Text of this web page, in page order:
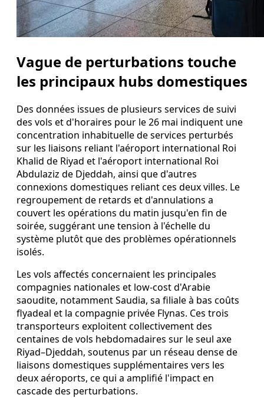
Vague de perturbations touche
les principaux hubs domestiques
Des données issues de plusieurs services de suivi
des vols et d'horaires pour le 26 mai indiquent une
concentration inhabituelle de services perturbés
sur les liaisons reliant l'aéroport international Roi
Khalid de Riyad et l'aéroport international Roi
Abdulaziz de Djeddah, ainsi que d'autres
connexions domestiques reliant ces deux villes. Le
regroupement de retards et d'annulations a
couvert les opérations du matin jusqu'en fin de
soirée, suggérant une tension à l'échelle du
système plutôt que des problèmes opérationnels
isolés.
Les vols affectés concernaient les principales
compagnies nationales et low-cost d'Arabie
saoudite, notamment Saudia, sa filiale à bas coûts
flyadeal et la compagnie privée Flynas. Ces trois
transporteurs exploitent collectivement des
centaines de vols hebdomadaires sur le seul axe
Riyad–Djeddah, soutenus par un réseau dense de
liaisons domestiques supplémentaires vers les
deux aéroports, ce qui a amplifié l'impact en
cascade des perturbations.